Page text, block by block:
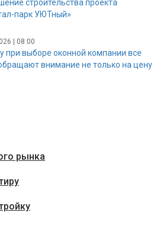
строительства проекта
парк УЮТный»
| 08:00
при выборе оконной компании все
внимание не только на цену
рынка